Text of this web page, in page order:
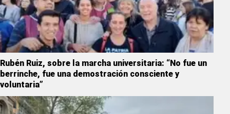
Rubén Ruiz, sobre la marcha universitaria: “No fue un
berrinche, fue una demostración consciente y
voluntaria”